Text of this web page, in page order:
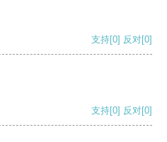
支持[0] 反对[0]
支持[0] 反对[0]